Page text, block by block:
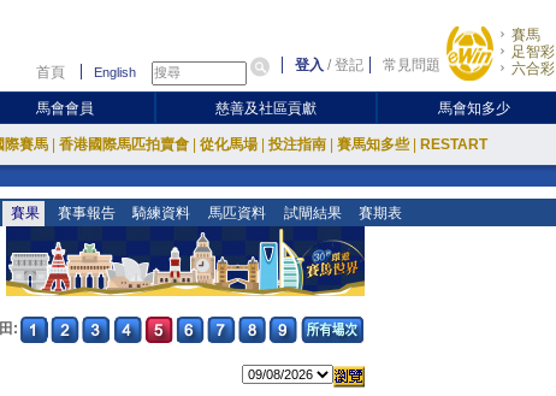
首頁 English 登入 /登記 常見問題
賽馬
足智彩
六合彩
馬會會員 慈善及社區貢獻 馬會知多少
際賽馬 香港國際馬匹拍賣會 從化馬場 投注指南 賽馬知多些 RESTART
賽果 賽事報告 騎練資料 馬匹資料 試閘結果 賽期表
: